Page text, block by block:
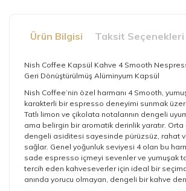
Ürün Bilgisi Taksit Seçenekleri
Nish Coffee Kapsül Kahve 4 Smooth
Geri Dönüştürülmüş Alüminyum Kapsül
Nish Coffee’nin özel harmanı 4 Smooth,
karakterli bir espresso deneyimi sunmak
Tatlı limon ve çikolata notalarının dengeli
ama belirgin bir aromatik derinlik yaratır. Orta
dengeli asiditesi sayesinde pürüzsüz, rahat
sağlar. Genel yoğunluk seviyesi 4 olan bu
sade espresso içmeyi sevenler ve yumuşak
tercih eden kahveseverler için ideal bir
anında yorucu olmayan, dengeli bir kahve